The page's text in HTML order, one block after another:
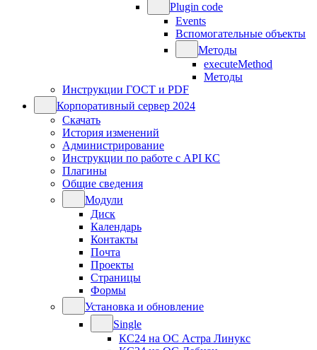
Plugin code
Events
Вспомогательные объекты
Методы
executeMethod
Методы
Инструкции ГОСТ и PDF
Корпоративный сервер 2024
Скачать
История изменений
Администрирование
Инструкции по работе с API КС
Плагины
Общие сведения
Модули
Диск
Календарь
Контакты
Почта
Проекты
Страницы
Формы
Установка и обновление
Single
КС24 на ОС Астра Линукс